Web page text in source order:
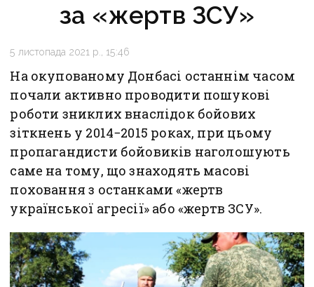
за «жертв ЗСУ»
5 листопада 2021 р., 15:46
На окупованому Донбасі останнім часом
почали активно проводити пошукові
роботи зниклих внаслідок бойових
зіткнень у 2014−2015 роках, при цьому
пропагандисти бойовиків наголошують
саме на тому, що знаходять масові
поховання з останками «жертв
української агресії» або «жертв ЗСУ».